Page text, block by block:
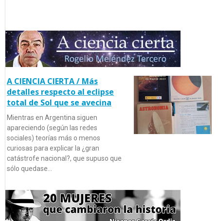
A CIENCIA CIERTA / Más
detalles respecto al eclipse
total de Sol que se avecina
Mientras en Argentina siguen
apareciendo (según las redes
sociales) teorías más o menos
curiosas para explicar la ¿gran
catástrofe nacional?, que supuso que
sólo quedase…